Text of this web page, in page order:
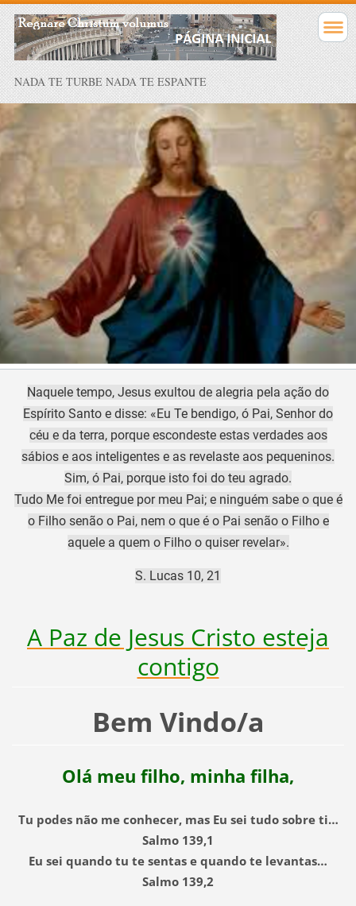
NADA TE TURBE NADA TE ESPANTE
Naquele tempo, Jesus exultou de alegria pela ação do
Espírito Santo e disse: «Eu Te bendigo, ó Pai, Senhor do
céu e da terra, porque escondeste estas verdades aos
sábios e aos inteligentes e as revelaste aos pequeninos.
Sim, ó Pai, porque isto foi do teu agrado.
Tudo Me foi entregue por meu Pai; e ninguém sabe o que é
o Filho senão o Pai, nem o que é o Pai senão o Filho e
aquele a quem o Filho o quiser revelar».
S. Lucas 10, 21
A Paz de Jesus Cristo esteja
contigo
Bem Vindo/a
Olá meu filho, minha filha,
Tu podes não me conhecer, mas Eu sei tudo sobre ti…
Salmo 139,1
Eu sei quando tu te sentas e quando te levantas…
Salmo 139,2